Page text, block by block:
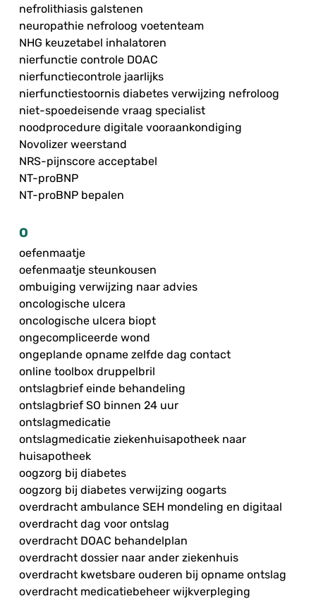
nefrolithiasis galstenen
neuropathie nefroloog voetenteam
NHG keuzetabel inhalatoren
nierfunctie controle DOAC
nierfunctiecontrole jaarlijks
nierfunctiestoornis diabetes verwijzing nefroloog
niet-spoedeisende vraag specialist
noodprocedure digitale vooraankondiging
Novolizer weerstand
NRS-pijnscore acceptabel
NT-proBNP
NT-proBNP bepalen
O
oefenmaatje
oefenmaatje steunkousen
ombuiging verwijzing naar advies
oncologische ulcera
oncologische ulcera biopt
ongecompliceerde wond
ongeplande opname zelfde dag contact
online toolbox druppelbril
ontslagbrief einde behandeling
ontslagbrief SO binnen 24 uur
ontslagmedicatie
ontslagmedicatie ziekenhuisapotheek naar
huisapotheek
oogzorg bij diabetes
oogzorg bij diabetes verwijzing oogarts
overdracht ambulance SEH mondeling en digitaal
overdracht dag voor ontslag
overdracht DOAC behandelplan
overdracht dossier naar ander ziekenhuis
overdracht kwetsbare ouderen bij opname ontslag
overdracht medicatiebeheer wijkverpleging